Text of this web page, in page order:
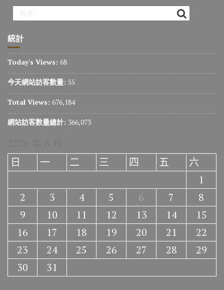
統計
Today's Views: 68
今天網站訪客數量: 55
Total Views: 676,184
網站訪客數量總計: 366,073
日
一 二 三 四 五
六
1
2
3 4 5 6 7
8
9
10 11 12 13 14
15
16
17 18 19 20 21
22
23
24 25 26 27 28
29
30
31